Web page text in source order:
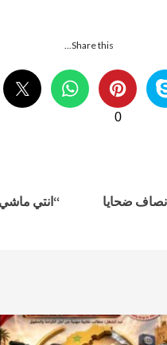
Share this...
0
ضحايا
“انتي